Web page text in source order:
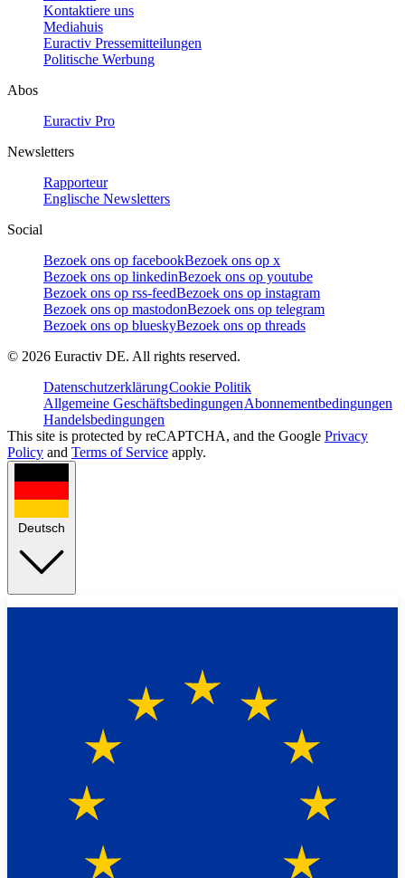
Kontaktiere uns
Mediahuis
Euractiv Pressemitteilungen
Politische Werbung
Abos
Euractiv Pro
Newsletters
Rapporteur
Englische Newsletters
Social
Bezoek ons op facebookBezoek ons op x
Bezoek ons op linkedinBezoek ons op youtube
Bezoek ons op rss-feedBezoek ons op instagram
Bezoek ons op mastodonBezoek ons op telegram
Bezoek ons op blueskyBezoek ons op threads
© 2026 Euractiv DE. All rights reserved.
DatenschutzerklärungCookie Politik
Allgemeine GeschäftsbedingungenAbonnementbedingungen
Handelsbedingungen
This site is protected by reCAPTCHA, and the Google Privacy
Policy and Terms of Service apply.
Deutsch